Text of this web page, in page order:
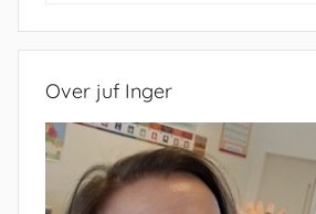
Over juf Inger